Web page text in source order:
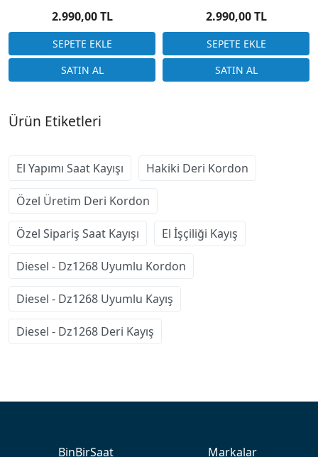
2.990,00 TL
Göndermeniz Gerekli)
2.990,00 TL
Ürün Etiketleri
El Yapımı Saat Kayışı Hakiki Deri Kordon
Özel Üretim Deri Kordon
Özel Sipariş Saat Kayışı El İşçiliği Kayış
Diesel - Dz1268 Uyumlu Kordon
Diesel - Dz1268 Uyumlu Kayış
Diesel - Dz1268 Deri Kayış
BinBirSaat Markalar